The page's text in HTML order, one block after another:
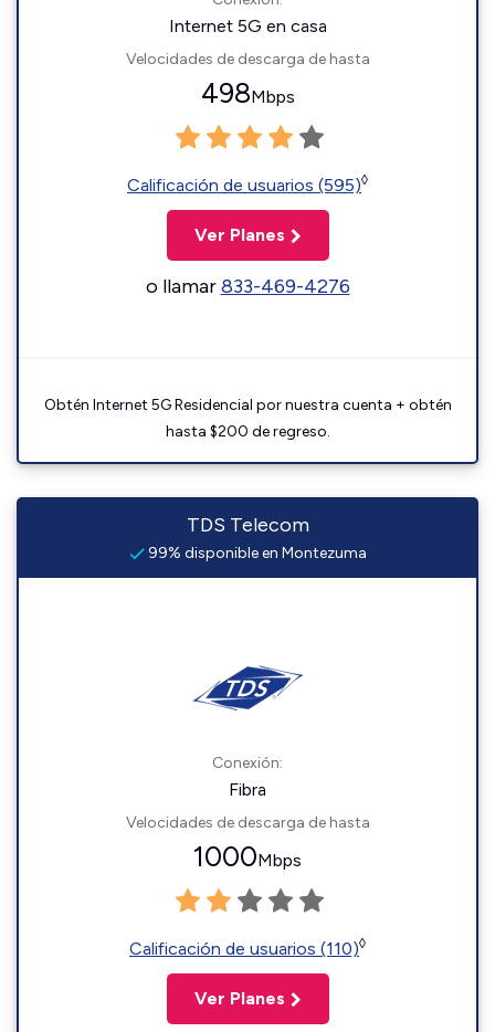
Internet 5G en casa
Velocidades de descarga de hasta
498Mbps
Calificación de usuarios (595)◊
Ver Planes
o llamar833-469-4276
Obtén Internet 5G Residencial por nuestra cuenta + obtén
hasta $200 de regreso.
TDS Telecom
99% disponible en Montezuma
Conexión:
Fibra
Velocidades de descarga de hasta
1000Mbps
Calificación de usuarios (110)◊
Ver Planes